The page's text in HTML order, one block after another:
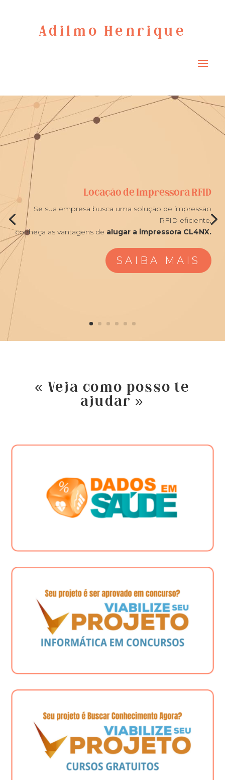
Adilmo Henrique
Locação de Impressora RFID
Se sua empresa busca uma solução de impressão
RFID eficiente,
conheça as vantagens de alugar a impressora CL4NX.
SAIBA MAIS
« Veja como posso te
ajudar »